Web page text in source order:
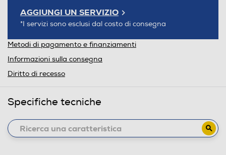
AGGIUNGI UN SERVIZIO
*I servizi sono esclusi dal costo di consegna
Metodi di pagamento e finanziamenti
Informazioni sulla consegna
Diritto di recesso
Specifiche tecniche